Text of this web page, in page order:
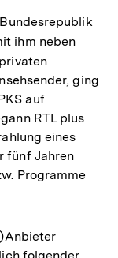
ihm neben
ging
auf
RTL plus
eines
fünf Jahren
Programme